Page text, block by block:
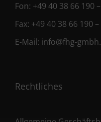
Fon: +49 40 38 66 190
Fax: +49 40 38 66 190 –
E-Mail: info@fhg-
Rechtliches